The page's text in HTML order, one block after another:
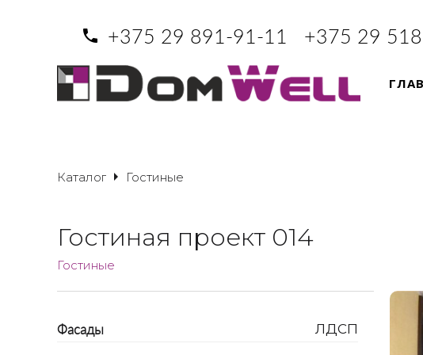
+375 29 891-91-11 +375 29
Каталог Гостиные
Гостиная проект 014
Гостиные
Фасады ЛДСП